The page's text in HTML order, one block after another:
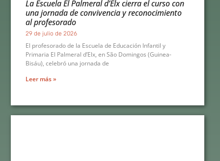
La Escuela El Palmeral d’Elx cierra el curso con
una jornada de convivencia y reconocimiento
al profesorado
29 de julio de 2026
El profesorado de la Escuela de Educación Infantil y
Primaria El Palmeral d’Elx, en São Domingos (Guinea-
Bisáu), celebró una jornada de
Leer más »